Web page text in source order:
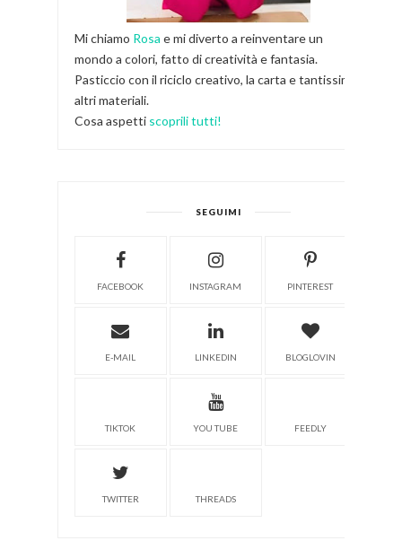
Mi chiamo Rosa e mi diverto a reinventare un
mondo a colori, fatto di creatività e fantasia.
Pasticcio con il riciclo creativo, la carta e tantissimi
altri materiali.
Cosa aspetti scoprili tutti!
SEGUIMI
FACEBOOK INSTAGRAM PINTEREST
E-MAIL LINKEDIN BLOGLOVIN
TIKTOK YOU TUBE FEEDLY
TWITTER THREADS